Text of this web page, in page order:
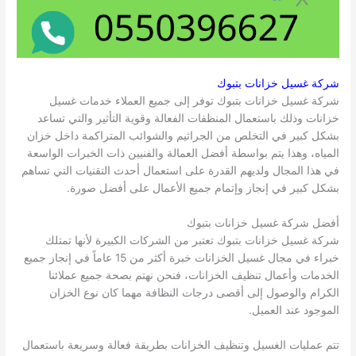
شركة غسيل خزانات بتبوك
شركة غسيل خزانات بتبوك توفر إلى جميع العملاء خدمات غسيل
خزانات وذلك باستعمال المنظفات الفعالة وقوية التأثير والتي تساعد
بشكل كبير في التخلص من الجراثيم والشوائب المتراكمة داخل خزان
المياه، وهذا يتم بواسطة أفضل العمالة والفنيين ذات الخبرات الواسعة
في هذا المجال ولديهم القدرة على استعمال أحدث التقنيات التي تساهم
بشكل كبير في إنجاز وإتمام جميع الأعمال على أفضل صورة.
أفضل شركة غسيل خزانات بتبوك
شركة غسيل خزانات بتبوك تعتبر من الشركات الكبيرة لأنها تمتلك
خبراء في مجال غسيل الخزانات خبرة أكثر من 15 عاماً في إنجاز جميع
الخدمات وأعمال تنظيف الخزانات، فنحن نهتم بصحة جميع عملائنا
الكرام والوصول إلى أقصى درجات النظافة مهما كان نوع الخزان
الموجود عند العميل.
تتم عمليات الغسيل وتنظيف الخزانات بطريقة فعالة وسريعة باستعمال